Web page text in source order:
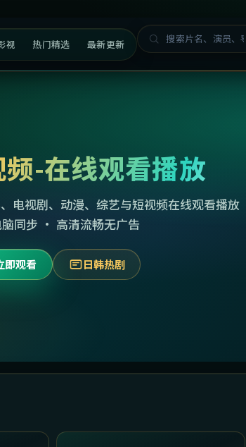
视 热门精选 最新更新
-在线观看播放
电视剧、动漫、综艺与短视频在线观看播放
同步 · 高清流畅无广告
即观看 日韩热剧